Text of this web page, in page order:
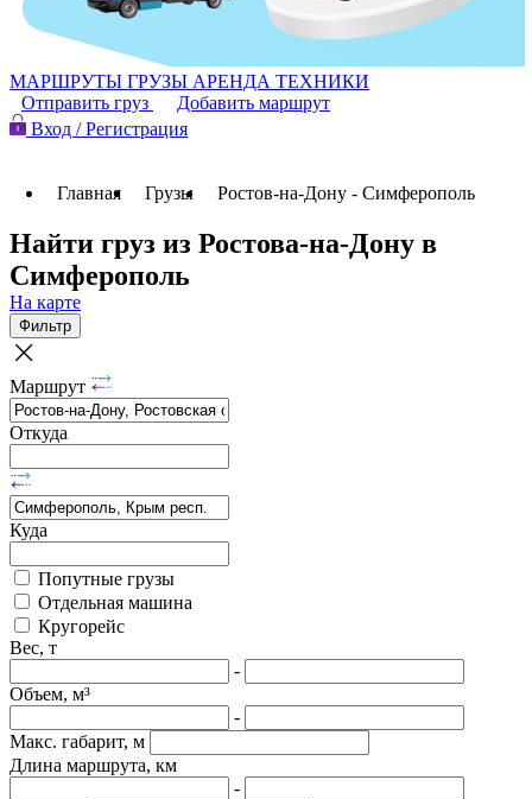
МАРШРУТЫ ГРУЗЫ АРЕНДА ТЕХНИКИ
Отправить груз
Добавить маршрут
Вход / Регистрация
Главная Грузы Ростов-на-Дону - Симферополь
Найти груз из Ростова-на-Дону в
Симферополь
На карте
Фильтр
Маршрут
Откуда
Куда
Попутные грузы
Отдельная машина
Кругорейс
Вес, т
-
Объем, м³
-
Макс. габарит, м
Длина маршрута, км
-